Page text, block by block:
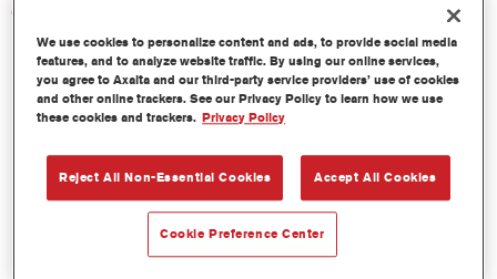
Características del producto
Excelente cubrición con una excepcional igualación del color.
Aplicación rápida y rentable - mayor rendimiento y
productividad.
Forma parte de un completo sistema especializado de tintes
Amplias posibilidades de aplicación.
Versátil - se puede usar en diferentes condiciones climáticas
y utilizando distintas técnicas de aplicación.
We use cookies to personalize content and ads, to provide social media
features, and to analyze website traffic. By using our online services,
you agree to Axalta and our third-party service providers’ use of cookies
and other online trackers. See our Privacy Policy to learn how we use
these cookies and trackers. Privacy Policy
Reject All Non-Essential Cookies Accept All Cookies
Cookie Preference Center